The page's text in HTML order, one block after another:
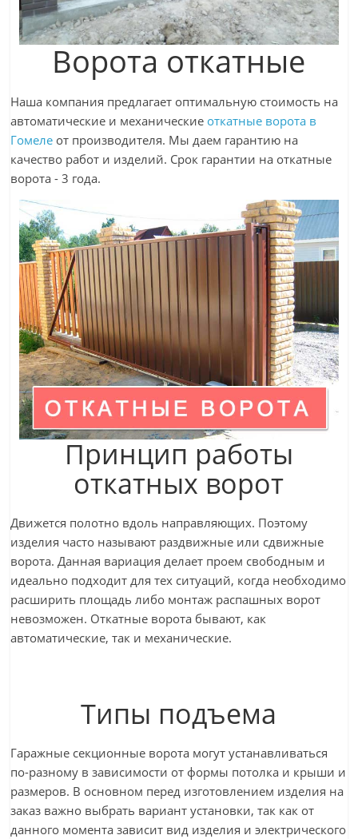
Ворота откатные
Наша компания предлагает оптимальную стоимость на
автоматические и механическиеоткатные ворота в
Гомеле от производителя. Мы даем гарантию на
качество работ и изделий. Срок гарантии на откатные
ворота - 3 года.
Принцип работы
откатных ворот
Движется полотно вдоль направляющих. Поэтому
изделия часто называют раздвижные или сдвижные
ворота. Данная вариация делает проем свободным и
идеально подходит для тех ситуаций, когда необходимо
расширить площадь либо монтаж распашных ворот
невозможен. Откатные ворота бывают, как
автоматические, так и механические.
Типы подъема
Гаражные секционные ворота могут устанавливаться
по-разному в зависимости от формы потолка и крыши и
размеров. В основном перед изготовлением изделия на
заказ важно выбрать вариант установки, так как от
данного момента зависит вид изделия и электрического